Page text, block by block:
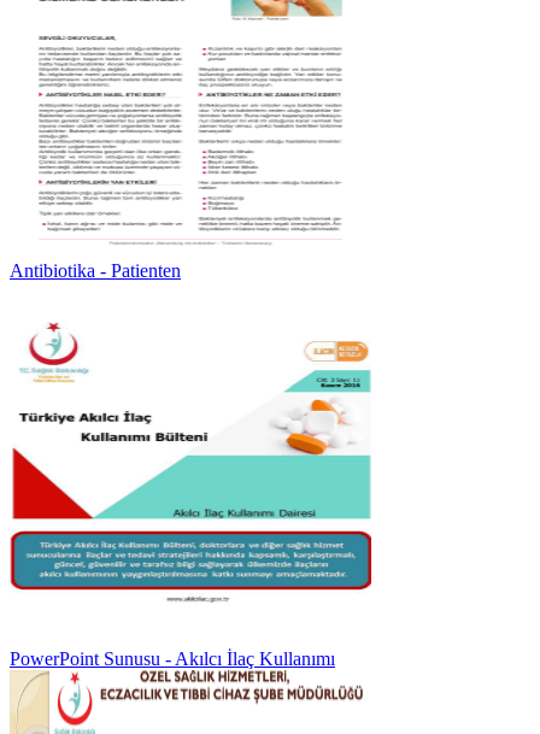
Antibiotika - Patienten
PowerPoint Sunusu - Akılcı İlaç Kullanımı